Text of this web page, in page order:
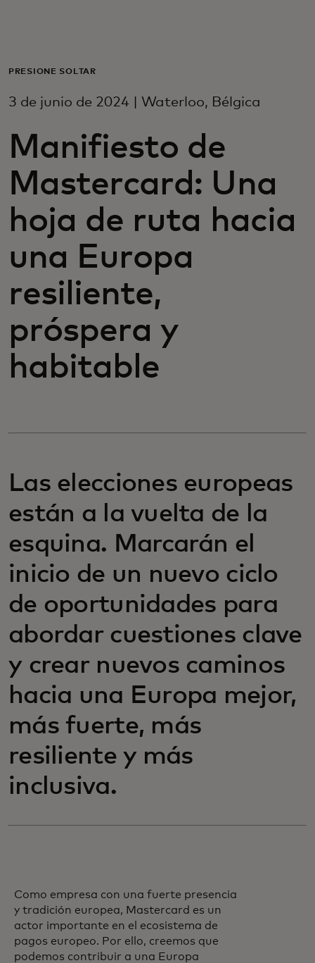
Para empresas
Para innovadores
Noticias y tendencias
PRESIONE SOLTAR
3 de junio de 2024 | Waterloo, Bélgica
Manifiesto de
Mastercard: Una
hoja de ruta hacia
una Europa
resiliente,
próspera y
habitable
Las elecciones europeas
están a la vuelta de la
esquina. Marcarán el
inicio de un nuevo ciclo
de oportunidades para
abordar cuestiones clave
y crear nuevos caminos
hacia una Europa mejor,
más fuerte, más
resiliente y más
inclusiva.
Como empresa con una fuerte presencia
y tradición europea, Mastercard es un
actor importante en el ecosistema de
pagos europeo. Por ello, creemos que
podemos contribuir a una Europa